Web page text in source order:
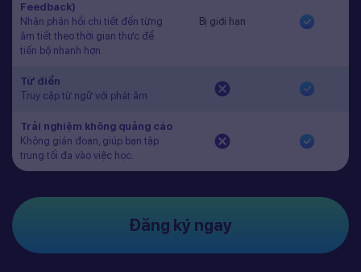
Feedback)
Nhận phản hồi chi tiết đến từng
âm tiết theo thời gian thực để
tiến bộ nhanh hơn.
Bị giới hạn
Từ điển
Truy cập từ ngữ với phát âm
Trải nghiệm không quảng cáo
Không gián đoạn, giúp bạn tập
trung tối đa vào việc học.
Đăng ký ngay